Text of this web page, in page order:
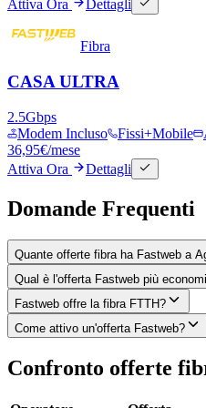
Attiva Ora Dettagli
Fibra
CASA ULTRA
2.5Gbps
Modem Incluso
Fissi+Mobile
36,95€/mese
Attiva Ora
Dettagli
Domande Frequenti
Quante offerte fibra ha Fastweb a
Qual è l'offerta Fastweb più
Fastweb offre la fibra FTTH?
Come attivo un'offerta Fastweb?
Confronto offerte